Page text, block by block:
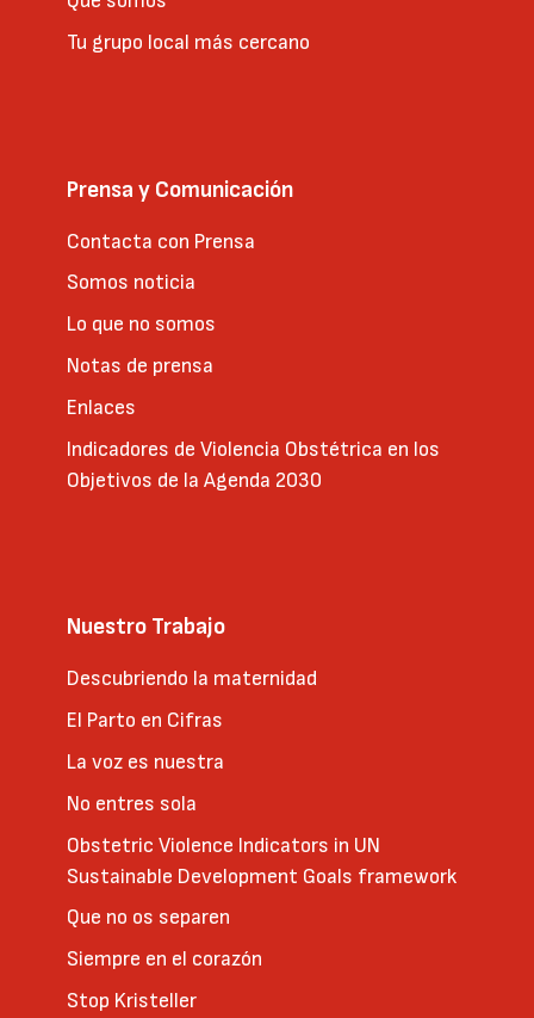
Tu grupo local más cercano
Prensa y Comunicación
Contacta con Prensa
Somos noticia
Lo que no somos
Notas de prensa
Enlaces
Indicadores de Violencia Obstétrica en los
Objetivos de la Agenda 2030
Nuestro Trabajo
Descubriendo la maternidad
El Parto en Cifras
La voz es nuestra
No entres sola
Obstetric Violence Indicators in UN
Sustainable Development Goals framework
Que no os separen
Siempre en el corazón
Stop Kristeller